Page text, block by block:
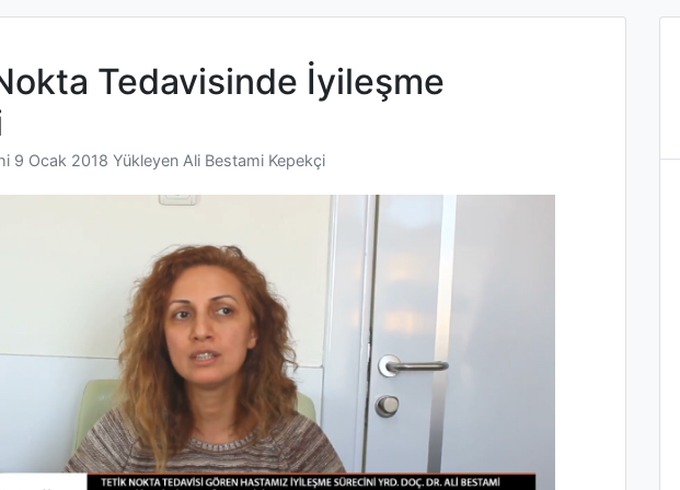
Tedavisinde İyileşme
9 Ocak 2018 Yükleyen Ali Bestami Kepekçi